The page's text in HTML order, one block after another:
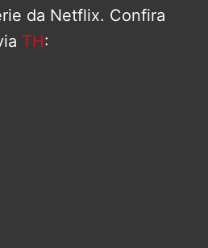
da Netflix. Confira
TH: